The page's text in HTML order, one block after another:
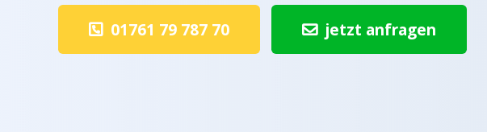
01761 79 787 70 jetzt anfragen